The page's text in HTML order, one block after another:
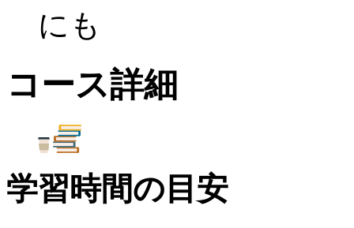
にも
コース詳細
学習時間の目安